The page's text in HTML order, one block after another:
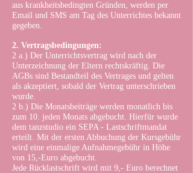
aus krankheitsbedingten Gründen, werden per
Email und SMS am Tag des Unterrichtes bekannt
gegeben.
2. Vertragsbedingungen:
2 a.) Der Unterrichtsvertrag wird nach der
Unterzeichnung der Eltern rechtskräftig. Die
AGBs sind Bestandteil des Vertrages und gelten
als akzeptiert, sobald der Vertrag unterschrieben
wurde.
2 b.) Die Monatsbeiträge werden monatlich bis
zum 10. jeden Monats abgebucht. Hierfür wurde
dem tanzstudio ein SEPA - Lastschriftmandat
erteilt. Mit der ersten Abbuchung der Kursgebühr
wird eine einmalige Aufnahmegebühr in Höhe
von 15,-Euro abgebucht.
Jede Rücklastschrift wird mit 9,- Euro berechnet